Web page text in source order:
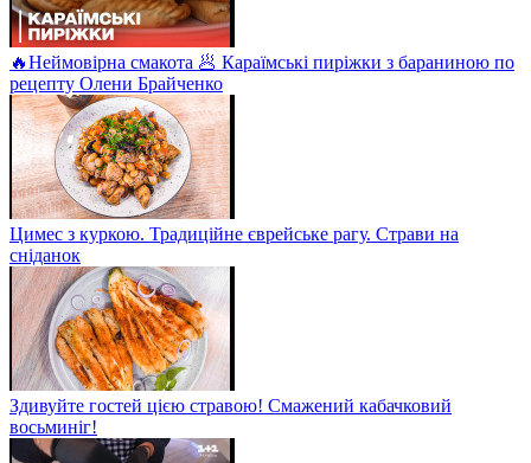
🔥Неймовірна смакота 🥟 Караїмські пиріжки з бараниною по
рецепту Олени Брайченко
Цимес з куркою. Традиційне єврейське рагу. Страви на
сніданок
Здивуйте гостей цією стравою! Смажений кабачковий
восьминіг!